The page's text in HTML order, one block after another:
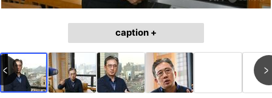
caption +